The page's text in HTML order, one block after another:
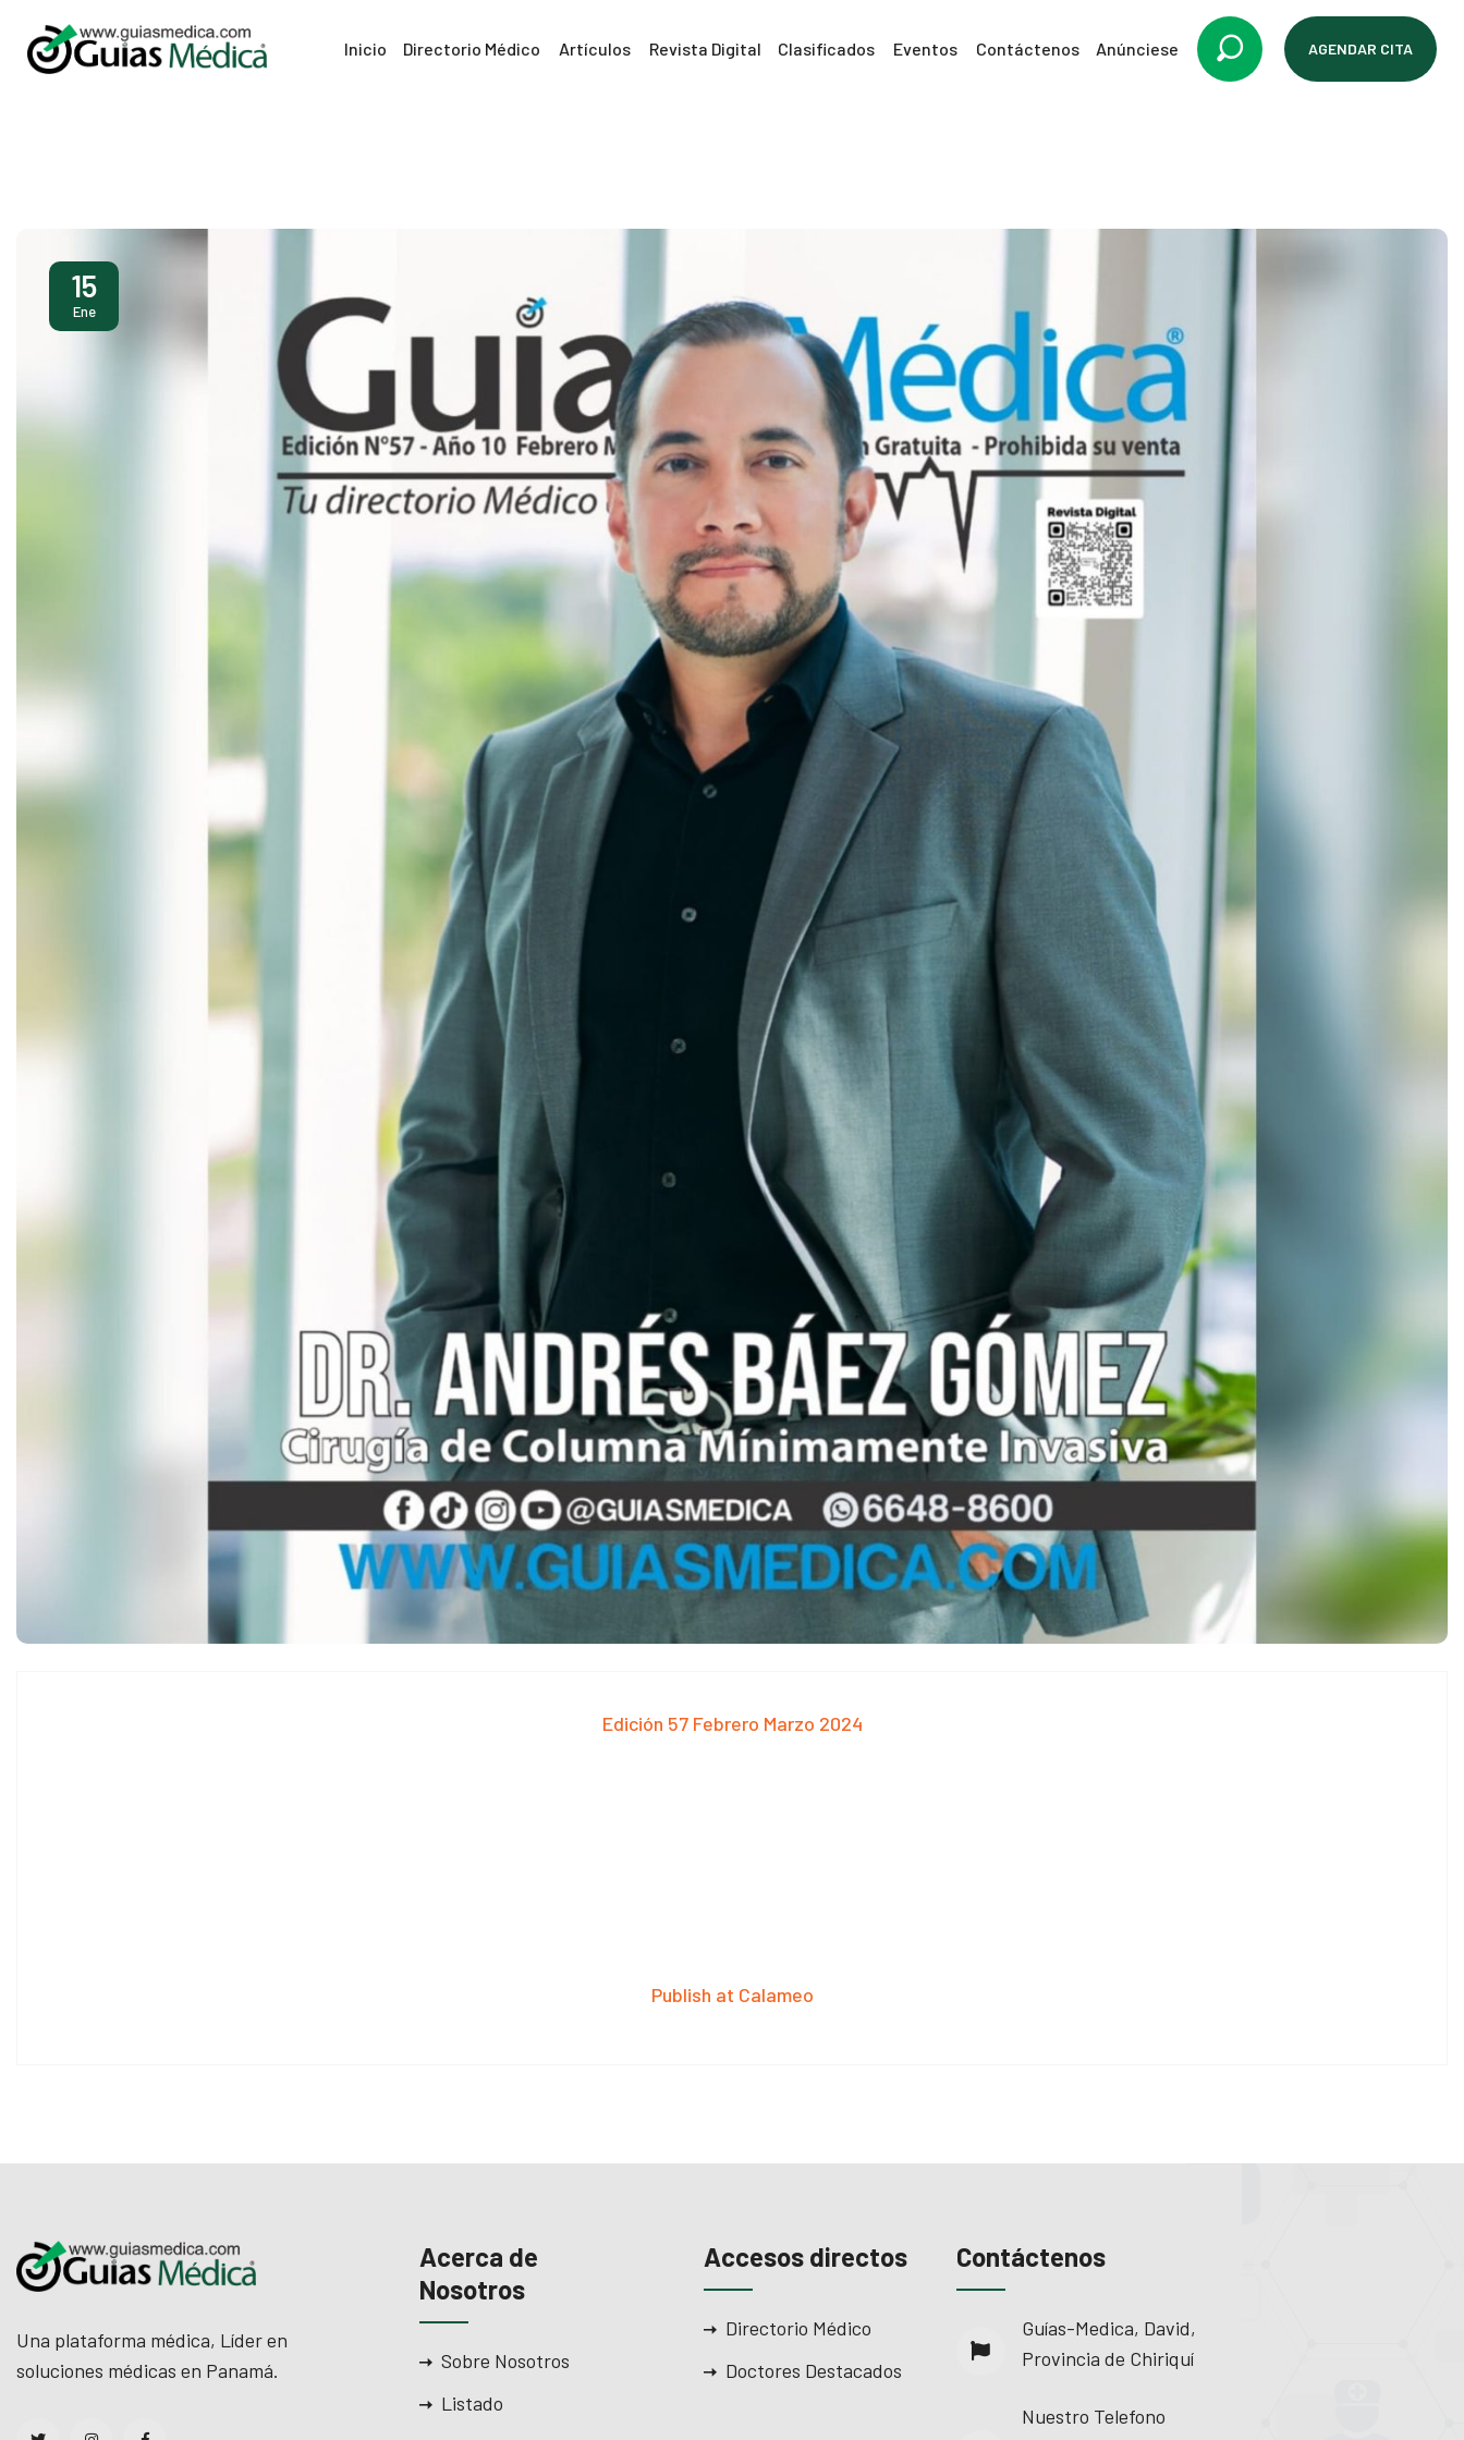
Inicio Directorio Médico Artículos Revista Digital Clasificados Eventos Contáctenos Anúnciese AGENDAR CITA
15
Ene
Edición 57 Febrero Marzo 2024
Publish at Calameo
Una plataforma médica, Líder en
soluciones médicas en Panamá.
Acerca de
Nosotros
Sobre Nosotros
Listado
Accesos directos
Directorio Médico
Doctores Destacados
Contáctenos
Guías-Medica, David,
Provincia de Chiriquí
Nuestro Telefono